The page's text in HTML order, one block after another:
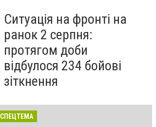
Ситуація на фронті на
ранок 2 серпня:
протягом доби
відбулося 234 бойові
зіткнення
СПЕЦТЕМА